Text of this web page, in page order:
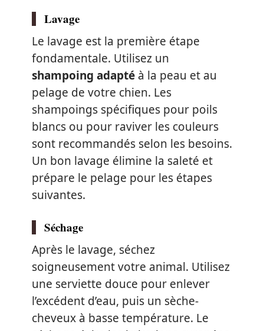
Lavage
Le lavage est la première étape
fondamentale. Utilisez un
shampoing adapté à la peau et au
pelage de votre chien. Les
shampoings spécifiques pour poils
blancs ou pour raviver les couleurs
sont recommandés selon les besoins.
Un bon lavage élimine la saleté et
prépare le pelage pour les étapes
suivantes.
Séchage
Après le lavage, séchez
soigneusement votre animal. Utilisez
une serviette douce pour enlever
l’excédent d’eau, puis un sèche-
cheveux à basse température. Le